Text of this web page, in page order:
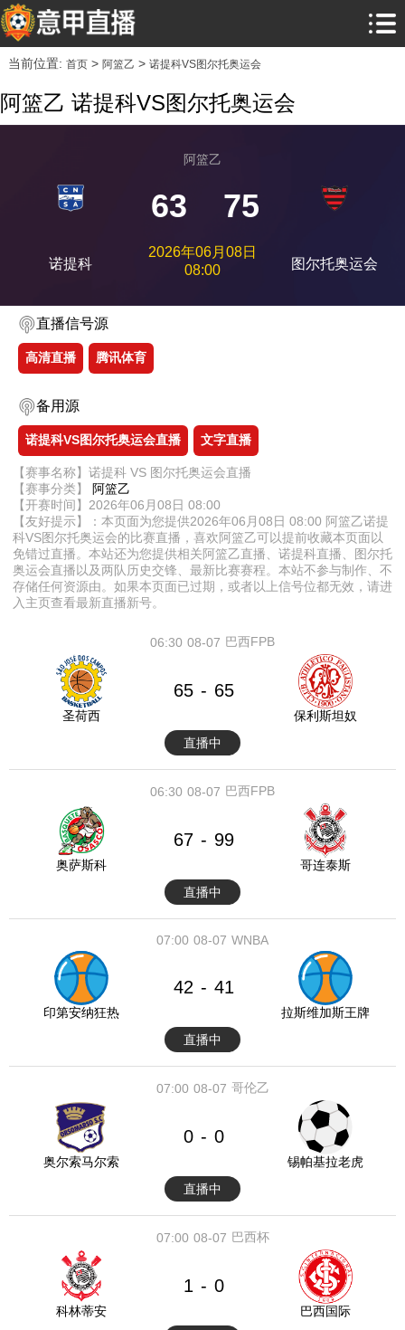
当前位置: 首页> 阿篮乙 > 诺提科VS图尔托奥运会
阿篮乙 诺提科VS图尔托奥运会
诺提科
阿篮乙
63 75
2026年06月08日
08:00
图尔托奥运会
直播信号源
高清直播 腾讯体育
备用源
诺提科VS图尔托奥运会直播 文字直播
【赛事名称】诺提科 VS 图尔托奥运会直播
【赛事分类】
阿篮乙
【开赛时间】2026年06月08日 08:00
【友好提示】：本页面为您提供2026年06月08日 08:00 阿篮乙诺提
科VS图尔托奥运会的比赛直播，喜欢阿篮乙可以提前收藏本页面以
免错过直播。本站还为您提供相关阿篮乙直播、诺提科直播、图尔托
奥运会直播以及两队历史交锋、最新比赛赛程。本站不参与制作、不
存储任何资源由。如果本页面已过期，或者以上信号位都无效，请进
入主页查看最新直播新号。
08-07
06:30 巴西FPB
圣荷西
65 - 65
保利斯坦奴
直播中
08-07
06:30 巴西FPB
奥萨斯科
67 - 99
哥连泰斯
直播中
08-07
07:00 WNBA
印第安纳狂热
42 - 41
拉斯维加斯王牌
直播中
08-07
07:00 哥伦乙
奥尔索马尔索
0 - 0
锡帕基拉老虎
直播中
08-07
07:00 巴西杯
科林蒂安
1 - 0
巴西国际